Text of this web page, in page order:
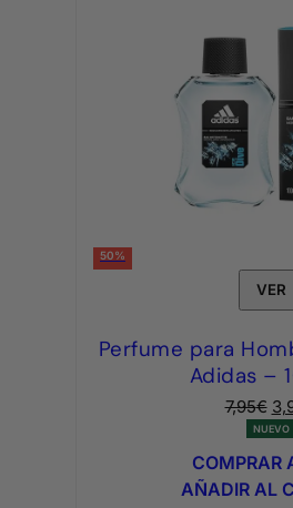
50%
VER
Perfume para
Adidas –
7,95€ El
NUEVO
COMPRAR
AÑADIR AL